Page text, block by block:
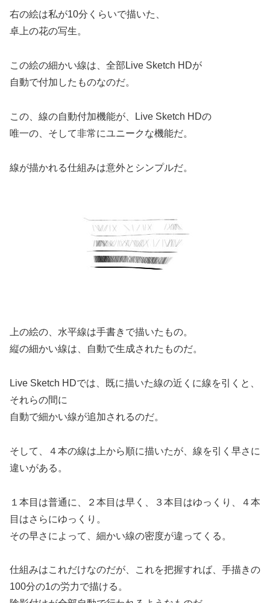
右の絵は私が10分くらいで描いた、
卓上の花の写生。
この絵の細かい線は、全部Live Sketch HDが
自動で付加したものなのだ。
この、線の自動付加機能が、Live Sketch HDの
唯一の、そして非常にユニークな機能だ。
線が描かれる仕組みは意外とシンプルだ。
上の絵の、水平線は手書きで描いたもの。
縦の細かい線は、自動で生成されたものだ。
Live Sketch HDでは、既に描いた線の近くに線を引くと、
それらの間に
自動で細かい線が追加されるのだ。
そして、４本の線は上から順に描いたが、線を引く早さに
違いがある。
１本目は普通に、２本目は早く、３本目はゆっくり、４本
目はさらにゆっくり。
その早さによって、細かい線の密度が違ってくる。
仕組みはこれだけなのだが、これを把握すれば、手描きの
100分の1の労力で描ける。